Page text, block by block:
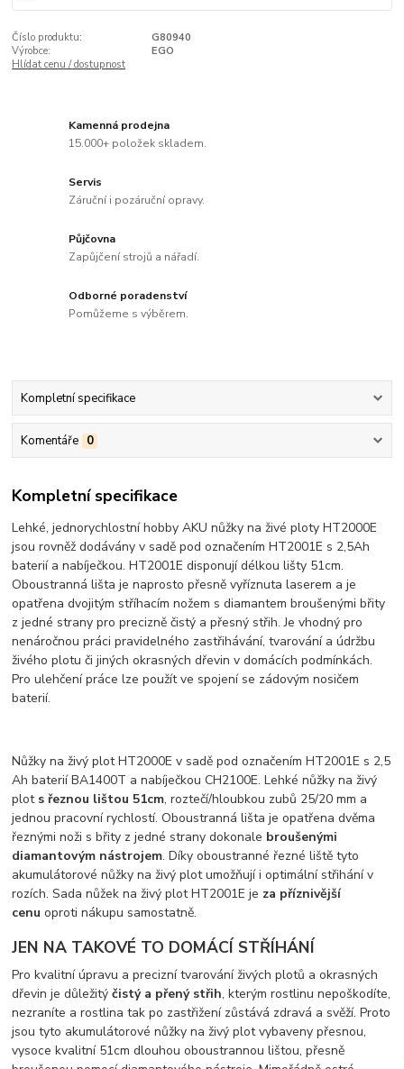
Číslo produktu:
G80940
Výrobce:
EGO
Hlídat cenu / dostupnost
Kamenná prodejna
15.000+ položek skladem.
Servis
Záruční i pozáruční opravy.
Půjčovna
Zapůjčení strojů a nářadí.
Odborné poradenství
Pomůžeme s výběrem.
Kompletní specifikace
Komentáře 0
Kompletní specifikace
Lehké, jednorychlostní hobby AKU nůžky na živé ploty HT2000E
jsou rovněž dodávány v sadě pod označením HT2001E s 2,5Ah
baterií a nabíječkou. HT2001E disponují délkou lišty 51cm.
Oboustranná lišta je naprosto přesně vyříznuta laserem a je
opatřena dvojitým stříhacím nožem s diamantem broušenými břity
z jedné strany pro precizně čistý a přesný střih. Je vhodný pro
nenáročnou práci pravidelného zastřihávání, tvarování a údržbu
živého plotu či jiných okrasných dřevin v domácích podmínkách.
Pro ulehčení práce lze použít ve spojení se zádovým nosičem
baterií.
Nůžky na živý plot HT2000E v sadě pod označením HT2001E s 2,5
Ah baterií BA1400T a nabíječkou CH2100E. Lehké nůžky na živý
plot s řeznou lištou 51cm, roztečí/hloubkou zubů 25/20 mm a
jednou pracovní rychlostí. Oboustranná lišta je opatřena dvěma
řeznými noži s břity z jedné strany dokonale broušenými
diamantovým nástrojem. Díky oboustranné řezné liště tyto
akumulátorové nůžky na živý plot umožňují i optimální střihání v
rozích. Sada nůžek na živý plot HT2001E je za příznivější
cenu oproti nákupu samostatně.
JEN NA TAKOVÉ TO DOMÁCÍ STŘÍHÁNÍ
Pro kvalitní úpravu a precizní tvarování živých plotů a okrasných
dřevin je důležitýčistý a přený střih, kterým rostlinu nepoškodíte,
nezraníte a rostlina tak po zastřižení zůstává zdravá a svěží. Proto
jsou tyto akumulátorové nůžky na živý plot vybaveny přesnou,
vysoce kvalitní 51cm dlouhou oboustrannou lištou, přesně